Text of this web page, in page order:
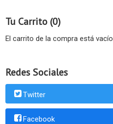
Tu Carrito (0)
El carrito de la compra está vacío
Redes Sociales
Twitter
Facebook